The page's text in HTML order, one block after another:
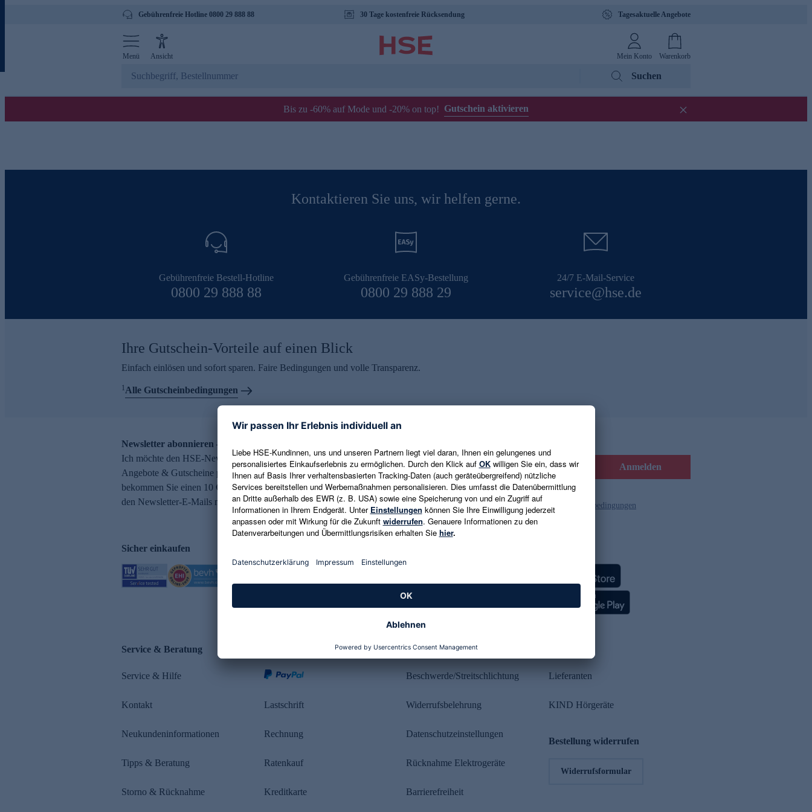
Gebührenfreie Hotline 0800 29 888 88 30 Tage kostenfreie Rücksendung Tagesaktuelle Angebote
Menü Ansicht Mein Konto Warenkorb
Suchen
Bis zu -60% auf Mode und -20% on top! Gutschein aktivieren
Kontaktieren Sie uns, wir helfen gerne.
Gebührenfreie Bestell-Hotline
0800 29 888 88
Gebührenfreie EASy-Bestellung
0800 29 888 29
24/7 E-Mail-Service
service@hse.de
Ihre Gutschein-Vorteile auf einen Blick
Einfach einlösen und sofort sparen. Faire Bedingungen und volle Transparenz.
1Alle Gutscheinbedingungen
Newsletter abonnieren – 10 € Gutschein erhalten
Ich möchte den HSE-Newsletter abonnieren und aktuelle Trends,
Angebote & Gutscheine per E-Mail erhalten. Als Dankeschön
bekommen Sie einen 10 € Gutschein. Eine Abmeldung ist jederzeit in
den Newsletter-E-Mails möglich.
E-Mail-Adresse eingeben Anmelden
Es gelten die Datenschutzrichtlinien und die Gutscheinbedingungen
Sicher einkaufen
Service & Beratung
Service & Hilfe
Kontakt
Neukundeninformationen
Tipps & Beratung
Storno & Rücknahme
Lastschrift
Rechnung
Ratenkauf
Kreditkarte
Rechtliches
Beschwerde/Streitschlichtung
Widerrufsbelehrung
Datenschutzeinstellungen
Rücknahme Elektrogeräte
Barrierefreiheit
Lieferanten
KIND Hörgeräte
Bestellung widerrufen
Widerrufsformular